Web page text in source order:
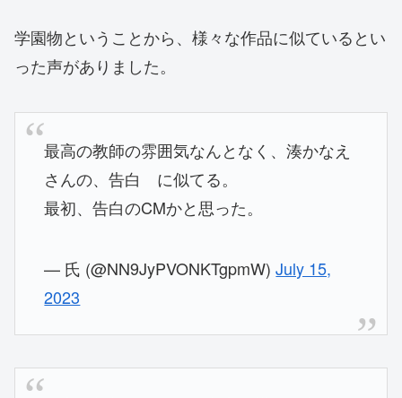
学園物ということから、様々な作品に似ているとい
った声がありました。
最高の教師の雰囲気なんとなく、湊かなえ
さんの、告白 に似てる。
最初、告白のCMかと思った。
— 氏 (@NN9JyPVONKTgpmW)July 15,
2023